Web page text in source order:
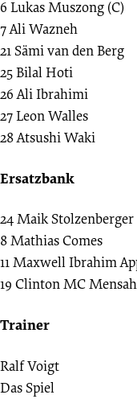
6 Lukas Muszong (C)
7Ali Wazneh
21 Sämi van den Berg
25Bilal Hoti
26 Ali Ibrahimi
27Leon Walles
28Atsushi Waki
Ersatzbank
24Maik Stolzenberger
8Mathias Comes
11Maxwell Ibrahim
19 Clinton MC
Trainer
Ralf Voigt
Das Spiel